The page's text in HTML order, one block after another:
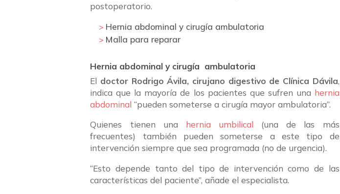
postoperatorio.
Hernia abdominal y cirugía ambulatoria
Malla para reparar
Hernia abdominal y cirugía ambulatoria
El doctor Rodrigo Ávila, cirujano digestivo de Clínica Dávila,
indica que la mayoría de los pacientes que sufren una hernia
abdominal “pueden someterse a cirugía mayor ambulatoria”.
Quienes tienen una hernia umbilical (una de las más
frecuentes) también pueden someterse a este tipo de
intervención siempre que sea programada (no de urgencia).
“Esto depende tanto del tipo de intervención como de las
características del paciente”, añade el especialista.